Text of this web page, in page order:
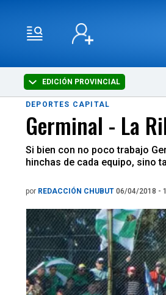
EDICIÓN PROVINCIAL
DEPORTES CAPITAL
Germinal - La
Si bien con no poco trabajo
hinchas de cada equipo, sino
por REDACCIÓN CHUBUT 06/04/2018 -